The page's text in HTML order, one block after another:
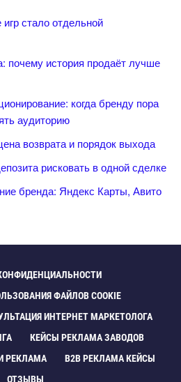
стало отдельной
почему история продаёт лучше
когда бренду пора
аудиторию
возврата и порядок выхода
рисковать в одной сделке
бренда: Яндекс Карты, Авито
ФАЙЛОВ COOKIE
ИНТЕРНЕТ МАРКЕТОЛОГА
КЕЙСЫ РЕКЛАМА ЗАВОДО
РЕКЛАМА
B2B РЕКЛАМА КЕЙСЫ
ОТЗЫВЫ